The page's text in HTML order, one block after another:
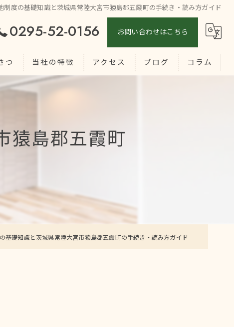
制度の基礎知識と茨城県常陸大宮市猿島郡五霞町の手続き・読み方ガイド
0295-52-0156 お問い合わせはこちら
つ 当社の特徴
土地
売却
仲介
アクセス ブログ コラム
猿島郡五霞町
基礎知識と茨城県常陸大宮市猿島郡五霞町の手続き・読み方ガイド